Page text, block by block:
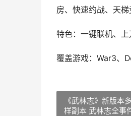
房、快速约战、天梯
特色：一键联机、
覆盖游戏：War3、
《武林志》新版本
样副本 武林志全事